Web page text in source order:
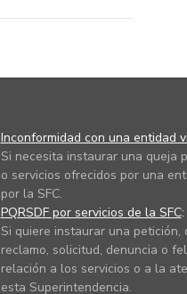
Inconformidad con una entidad
Si necesita instaurar una queja
o servicios ofrecidos por una
por la SFC.
PQRSDF por servicios de la SFC:
Si quiere instaurar una petición,
reclamo, solicitud, denuncia o
relación a los servicios o a la
esta Superintendencia.